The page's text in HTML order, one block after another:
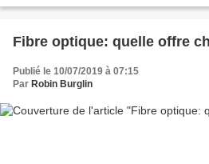
Fibre optique: quelle offre
Publié le 10/07/2019 à 07:15
Par Robin Burglin